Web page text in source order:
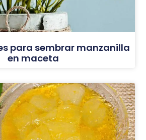
para sembrar manzanilla
en maceta